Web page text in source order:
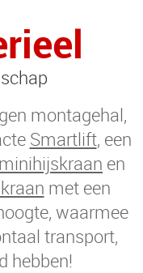
montagehal,
Smartlift, een
en
met een
waarmee
transport,
hebben!